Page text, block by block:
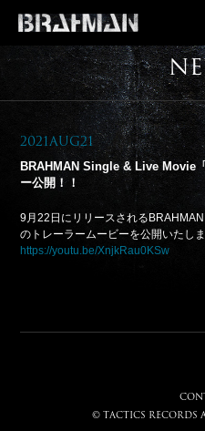
2021Aug21
BRAHMAN Single & Live Movie
ー公開！！
9月22日にリリースされる
のトレーラームービーを公開いたしま
https://youtu.be/XnjkRau0KSw
© tactics records